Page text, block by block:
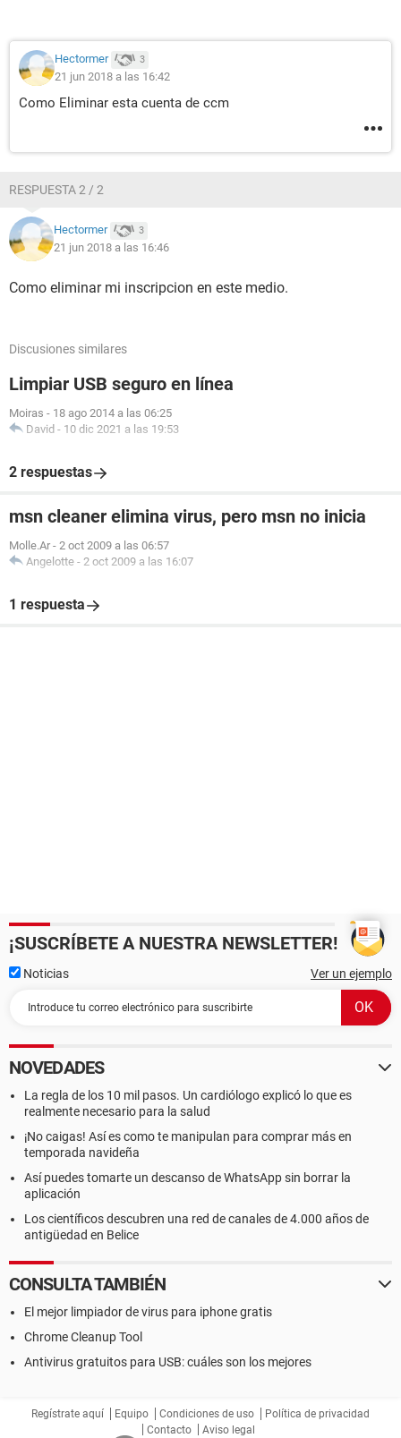
Hectormer 3
21 jun 2018 a las 16:42
Como Eliminar esta cuenta de ccm
RESPUESTA 2 / 2
Hectormer 3
21 jun 2018 a las 16:46
Como eliminar mi inscripcion en este medio.
Discusiones similares
Limpiar USB seguro en línea
Moiras - 18 ago 2014 a las 06:25
David - 10 dic 2021 a las 19:53
2 respuestas
msn cleaner elimina virus, pero msn no inicia
Molle.Ar - 2 oct 2009 a las 06:57
Angelotte - 2 oct 2009 a las 16:07
1 respuesta
¡SUSCRÍBETE A NUESTRA NEWSLETTER!
Noticias Ver un ejemplo
NOVEDADES
La regla de los 10 mil pasos. Un cardiólogo explicó lo que es
realmente necesario para la salud
¡No caigas! Así es como te manipulan para comprar más en
temporada navideña
Así puedes tomarte un descanso de WhatsApp sin borrar la
aplicación
Los científicos descubren una red de canales de 4.000 años de
antigüedad en Belice
CONSULTA TAMBIÉN
El mejor limpiador de virus para iphone gratis
Chrome Cleanup Tool
Antivirus gratuitos para USB: cuáles son los mejores
Regístrate aquí Equipo Condiciones de uso
Política de privacidad
Contacto
Aviso legal